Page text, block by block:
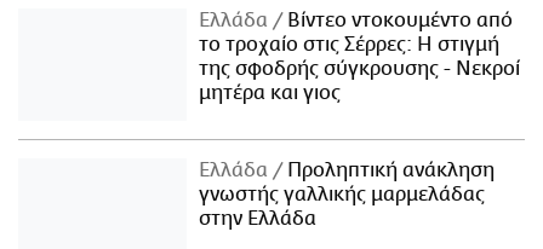
Ελλάδα
Βίντεο ντοκουμέντο από
το τροχαίο στις Σέρρες: Η στιγμή
της σφοδρής σύγκρουσης - Νεκροί
μητέρα και γιος
Ελλάδα
Προληπτική ανάκληση
γνωστής γαλλικής μαρμελάδας
στην Ελλάδα